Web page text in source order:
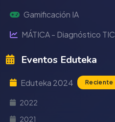
Gamificación IA
MÁTICA - Diagnóstico TIC
Eventos Eduteka
Eduteka 2024 Reciente
2022
2021